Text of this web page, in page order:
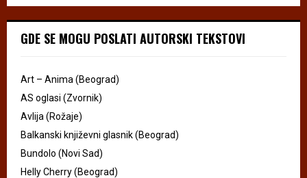
GDE SE MOGU POSLATI AUTORSKI TEKSTOVI
Art – Anima (Beograd)
AS oglasi (Zvornik)
Avlija (Rožaje)
Balkanski književni glasnik (Beograd)
Bundolo (Novi Sad)
Helly Cherry (Beograd)